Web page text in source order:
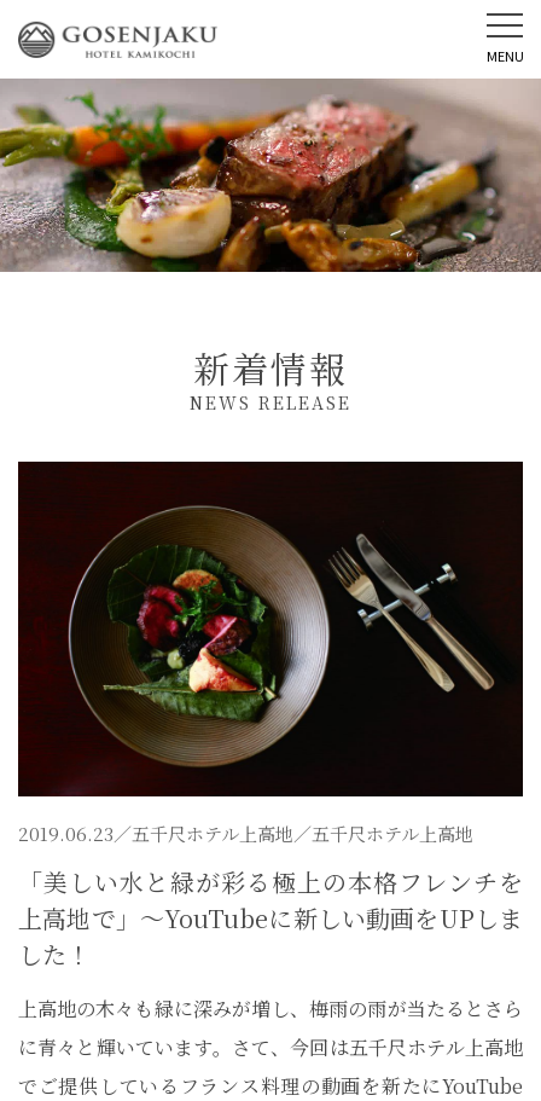
MENU
新着情報
NEWS RELEASE
2019.06.23／五千尺ホテル上高地／五千尺ホテル上高地
「美しい水と緑が彩る極上の本格フレンチを
上高地で」～YouTubeに新しい動画をUPしま
した！
上高地の木々も緑に深みが増し、梅雨の雨が当たるとさら
に青々と輝いています。さて、今回は五千尺ホテル上高地
でご提供しているフランス料理の動画を新たにYouTube